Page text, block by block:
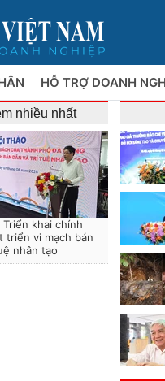
HỖ TRỢ DOANH
nhiều nhất
khai chính
triển vi mạch bán
nhân tạo